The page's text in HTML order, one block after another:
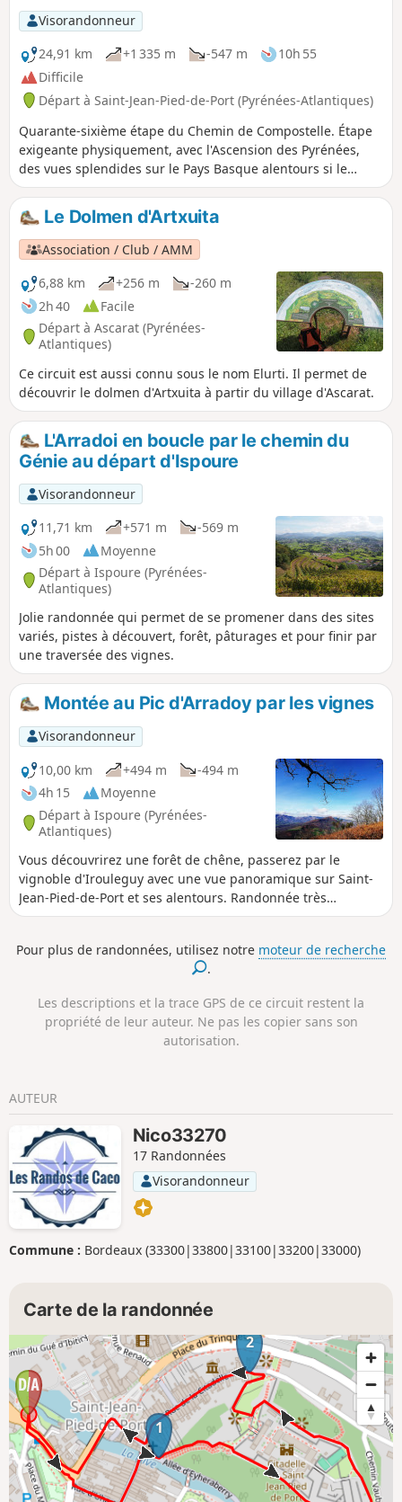
Visorandonneur
24,91 km
+1 335 m -547 m
10h 55
Difficile
Départ à Saint-Jean-Pied-de-Port (Pyrénées-Atlantiques)
Quarante-sixième étape du Chemin de Compostelle. Étape
exigeante physiquement, avec l'Ascension des Pyrénées,
des vues splendides sur le Pays Basque alentours si le
temps le permet, troupeaux en libertés, sensations
aériennes, et excitation de passer en Espagne. Après une
bonne et longue descente, vous arrivez au Monastère de
Roncevaux. Vu l'altitude du point d'arrivée et la fraicheur, j'ai
préféré le dortoir du monastère au bivouac. Au départ de
Saint-Jean-Pied-de-Port c'est un autre périple qui
commence. Les paysages ne sont plus les mêmes et les
Pèlerins non plus. À partir d'ici, 10 fois plus de monde sur
les chemins. Très peu de Français et beaucoup de Coréens,
d'Australiens, d'Américains de Philippins et bien sûr des
Espagnoles. À partir d'ici, il faut parler Espagnol ou Anglais
ou utiliser Google Traduction. Mais on arrive toujours à se
faire comprendre et se débrouiller. C'est la magie du
chemin de Compostelle.
Le Dolmen d'Artxuita
Association / Club / AMM
6,88 km
+256 m
-260 m
2h 40
Facile
Départ à Ascarat (Pyrénées-
Atlantiques)
Ce circuit est aussi connu sous le nom Elurti. Il permet de
découvrir le dolmen d'Artxuita à partir du village d'Ascarat.
L'Arradoi en boucle par le chemin du
Génie au départ d'Ispoure
Visorandonneur
11,71 km
+571 m
-569 m
5h 00
Moyenne
Départ à Ispoure (Pyrénées-
Atlantiques)
Jolie randonnée qui permet de se promener dans des sites
variés, pistes à découvert, forêt, pâturages et pour finir par
une traversée des vignes.
Montée au Pic d'Arradoy par les vignes
Visorandonneur
10,00 km
+494 m
-494 m
4h 15
Moyenne
Départ à Ispoure (Pyrénées-
Atlantiques)
Vous découvrirez une forêt de chêne, passerez par le
vignoble d'Irouleguy avec une vue panoramique sur Saint-
Jean-Pied-de-Port et ses alentours. Randonnée très
agréable qui vous mènera au Pic de l'Arradoy. Le petit
dans la forêt plus humide et fraîche. Très agréable au
printemps et l'été car la randonnée est en majorité
Pour plus de randonnées, utilisez notre moteur de recherche
.
Les descriptions et la trace GPS de ce circuit restent la
propriété de leur auteur. Ne pas les copier sans son
autorisation.
AUTEUR
Nico33270
17 Randonnées
Visorandonneur
Commune : Bordeaux (33300|33800|33100|33200|33000)
Carte de la randonnée
1
2